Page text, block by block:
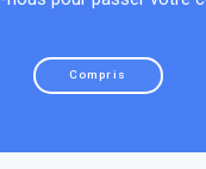
Compris